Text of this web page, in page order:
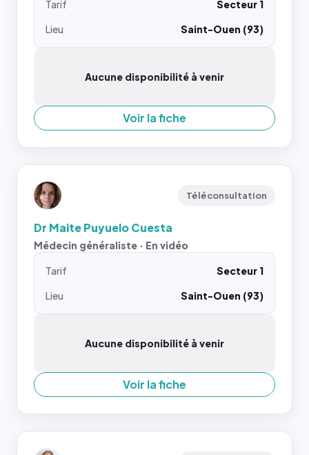
Tarif
Secteur 1
Lieu
Saint-Ouen (93)
Aucune disponibilité à venir
Voir la fiche
Téléconsultation
Dr Maite Puyuelo Cuesta
Médecin généraliste · En vidéo
Tarif
Secteur 1
Lieu
Saint-Ouen (93)
Aucune disponibilité à venir
Voir la fiche